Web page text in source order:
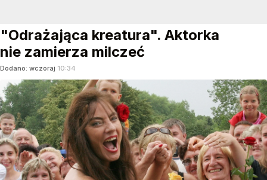
"Odrażająca kreatura". Aktorka
nie zamierza milczeć
Dodano: wczoraj 10:34